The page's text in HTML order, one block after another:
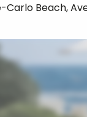
Beach,